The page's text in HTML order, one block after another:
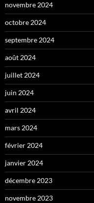
novembre 2024
octobre 2024
septembre 2024
août 2024
juillet 2024
juin 2024
avril 2024
mars 2024
février 2024
janvier 2024
décembre 2023
novembre 2023